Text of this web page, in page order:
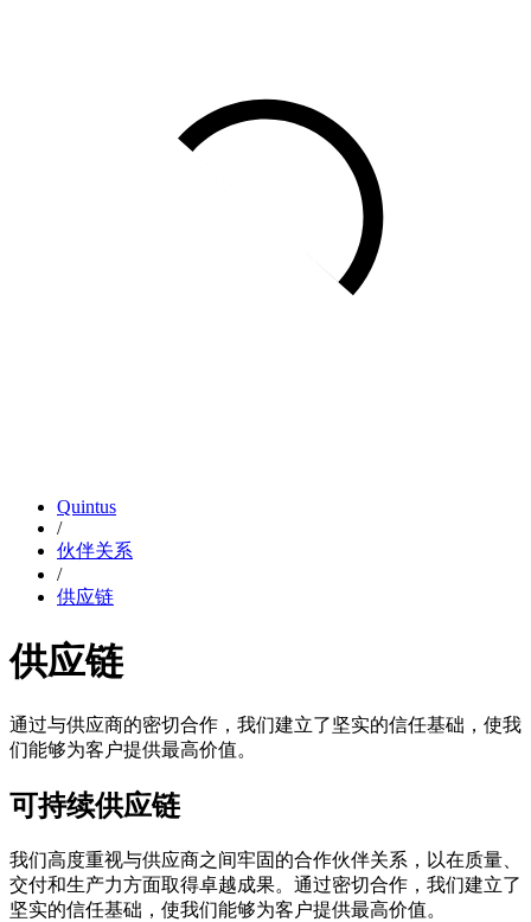
Quintus
/
伙伴关系
/
供应链
供应链
通过与供应商的密切合作，我们建立了坚实的信任基础，使我
们能够为客户提供最高价值。
可持续供应链
我们高度重视与供应商之间牢固的合作伙伴关系，以在质量、
交付和生产力方面取得卓越成果。通过密切合作，我们建立了
坚实的信任基础，使我们能够为客户提供最高价值。